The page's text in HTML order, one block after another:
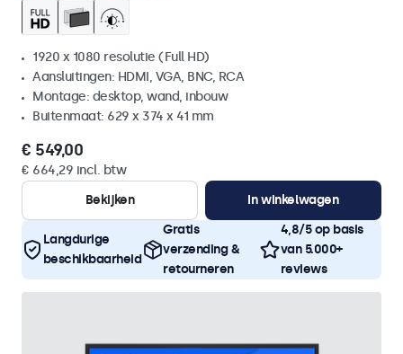
1920 x 1080 resolutie (Full HD)
Aansluitingen: HDMI, VGA, BNC, RCA
Montage: desktop, wand, inbouw
Buitenmaat: 629 x 374 x 41 mm
€ 549,00
€ 664,29 incl. btw
Bekijken
In winkelwagen
Langdurige
beschikbaarheid
Gratis
verzending &
retourneren
4,8/5 op basis
van 5.000+
reviews